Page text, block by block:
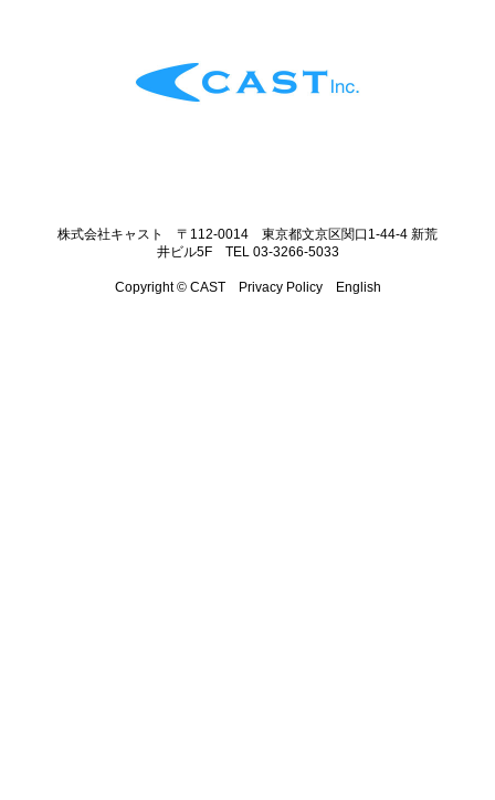
株式会社キャスト 〒112-0014 東京都文京区関口1-44-4 新荒
井ビル5F TEL 03-3266-5033
Copyright © CAST Privacy Policy English